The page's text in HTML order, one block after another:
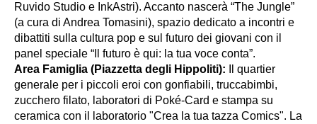
Ruvido Studio e InkAstri). Accanto nascerà “The Jungle”
(a cura di Andrea Tomasini), spazio dedicato a incontri e
dibattiti sulla cultura pop e sul futuro dei giovani con il
panel speciale “Il futuro è qui: la tua voce conta”.
Area Famiglia (Piazzetta degli Hippoliti):
Il quartier
generale per i piccoli eroi con gonfiabili, truccabimbi,
zucchero filato, laboratori di Poké-Card e stampa su
ceramica con il laboratorio "Crea la tua tazza Comics". La